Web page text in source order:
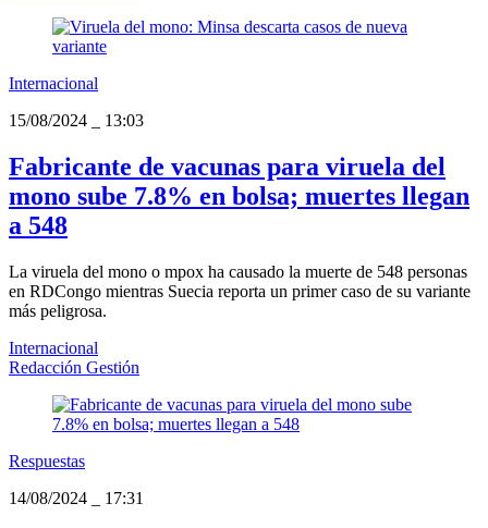
Internacional
15/08/2024
13:03
Fabricante de vacunas para viruela del
mono sube 7.8% en bolsa; muertes llegan
a 548
La viruela del mono o mpox ha causado la muerte de 548 personas
en RDCongo mientras Suecia reporta un primer caso de su variante
más peligrosa.
Internacional
Redacción Gestión
Respuestas
14/08/2024
17:31